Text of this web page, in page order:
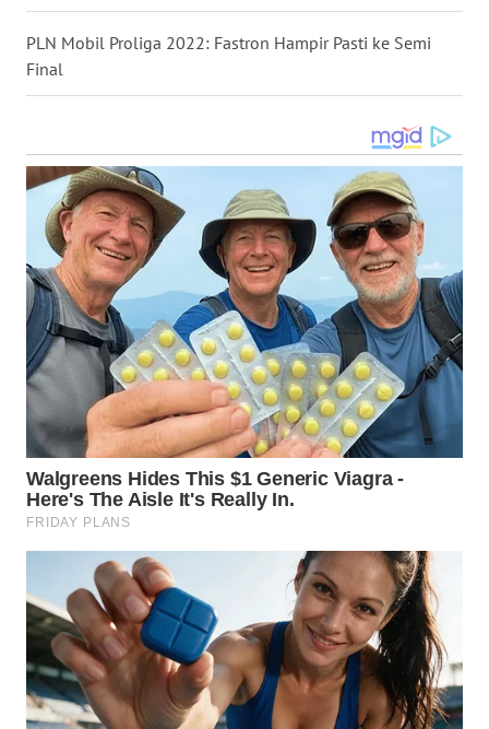
PLN Mobil Proliga 2022: Fastron Hampir Pasti ke Semi
Final
WN
KALSEL
KALTIM
WN
SULSEL
WN
GORONTALO
WN
SULUT
WN
MALUKU
WN
MALUT
WN
DAIRI
WN
DANAU